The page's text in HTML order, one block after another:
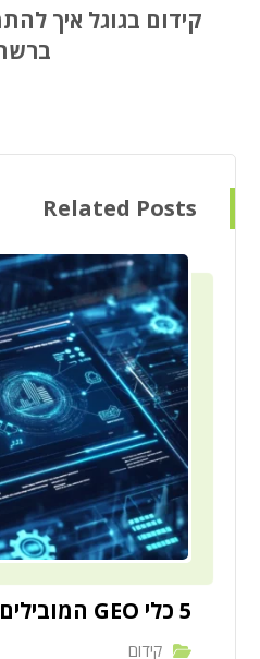
קידום בגוגל איך
Related Posts
5 כלי GEO המובילים לשנת 2026
קידום